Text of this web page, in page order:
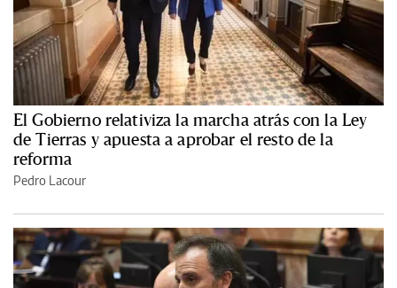
El Gobierno relativiza la marcha atrás con la Ley
de Tierras y apuesta a aprobar el resto de la
reforma
Pedro Lacour